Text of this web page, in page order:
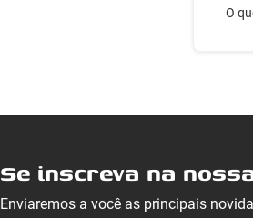
O
Se inscreva na
Enviaremos a você as principais